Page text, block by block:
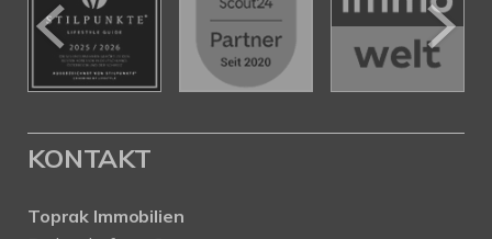
KONTAKT
Toprak Immobilien